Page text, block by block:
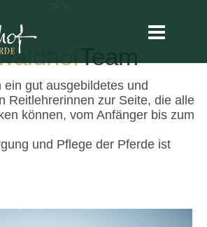
">">
Team
gut ausgebildetes und
Reitlehrerinnen zur Seite, die alle
können, vom Anfänger bis zum
und Pflege der Pferde ist